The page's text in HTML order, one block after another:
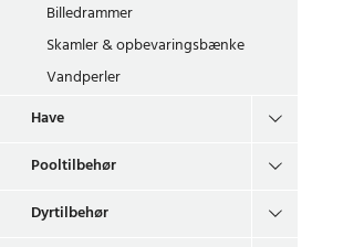
Billedrammer
Skamler & opbevaringsbænke
Vandperler
Have
Pooltilbehør
Dyrtilbehør